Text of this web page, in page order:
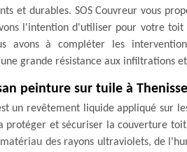
et durables. SOS Couvreur vous
l'intention d'utiliser pour votre
avons à compléter les
grande résistance aux infiltrations
peinture sur tuile à
un revêtement liquide appliqué sur
protéger et sécuriser la couverture
des rayons ultraviolets, de